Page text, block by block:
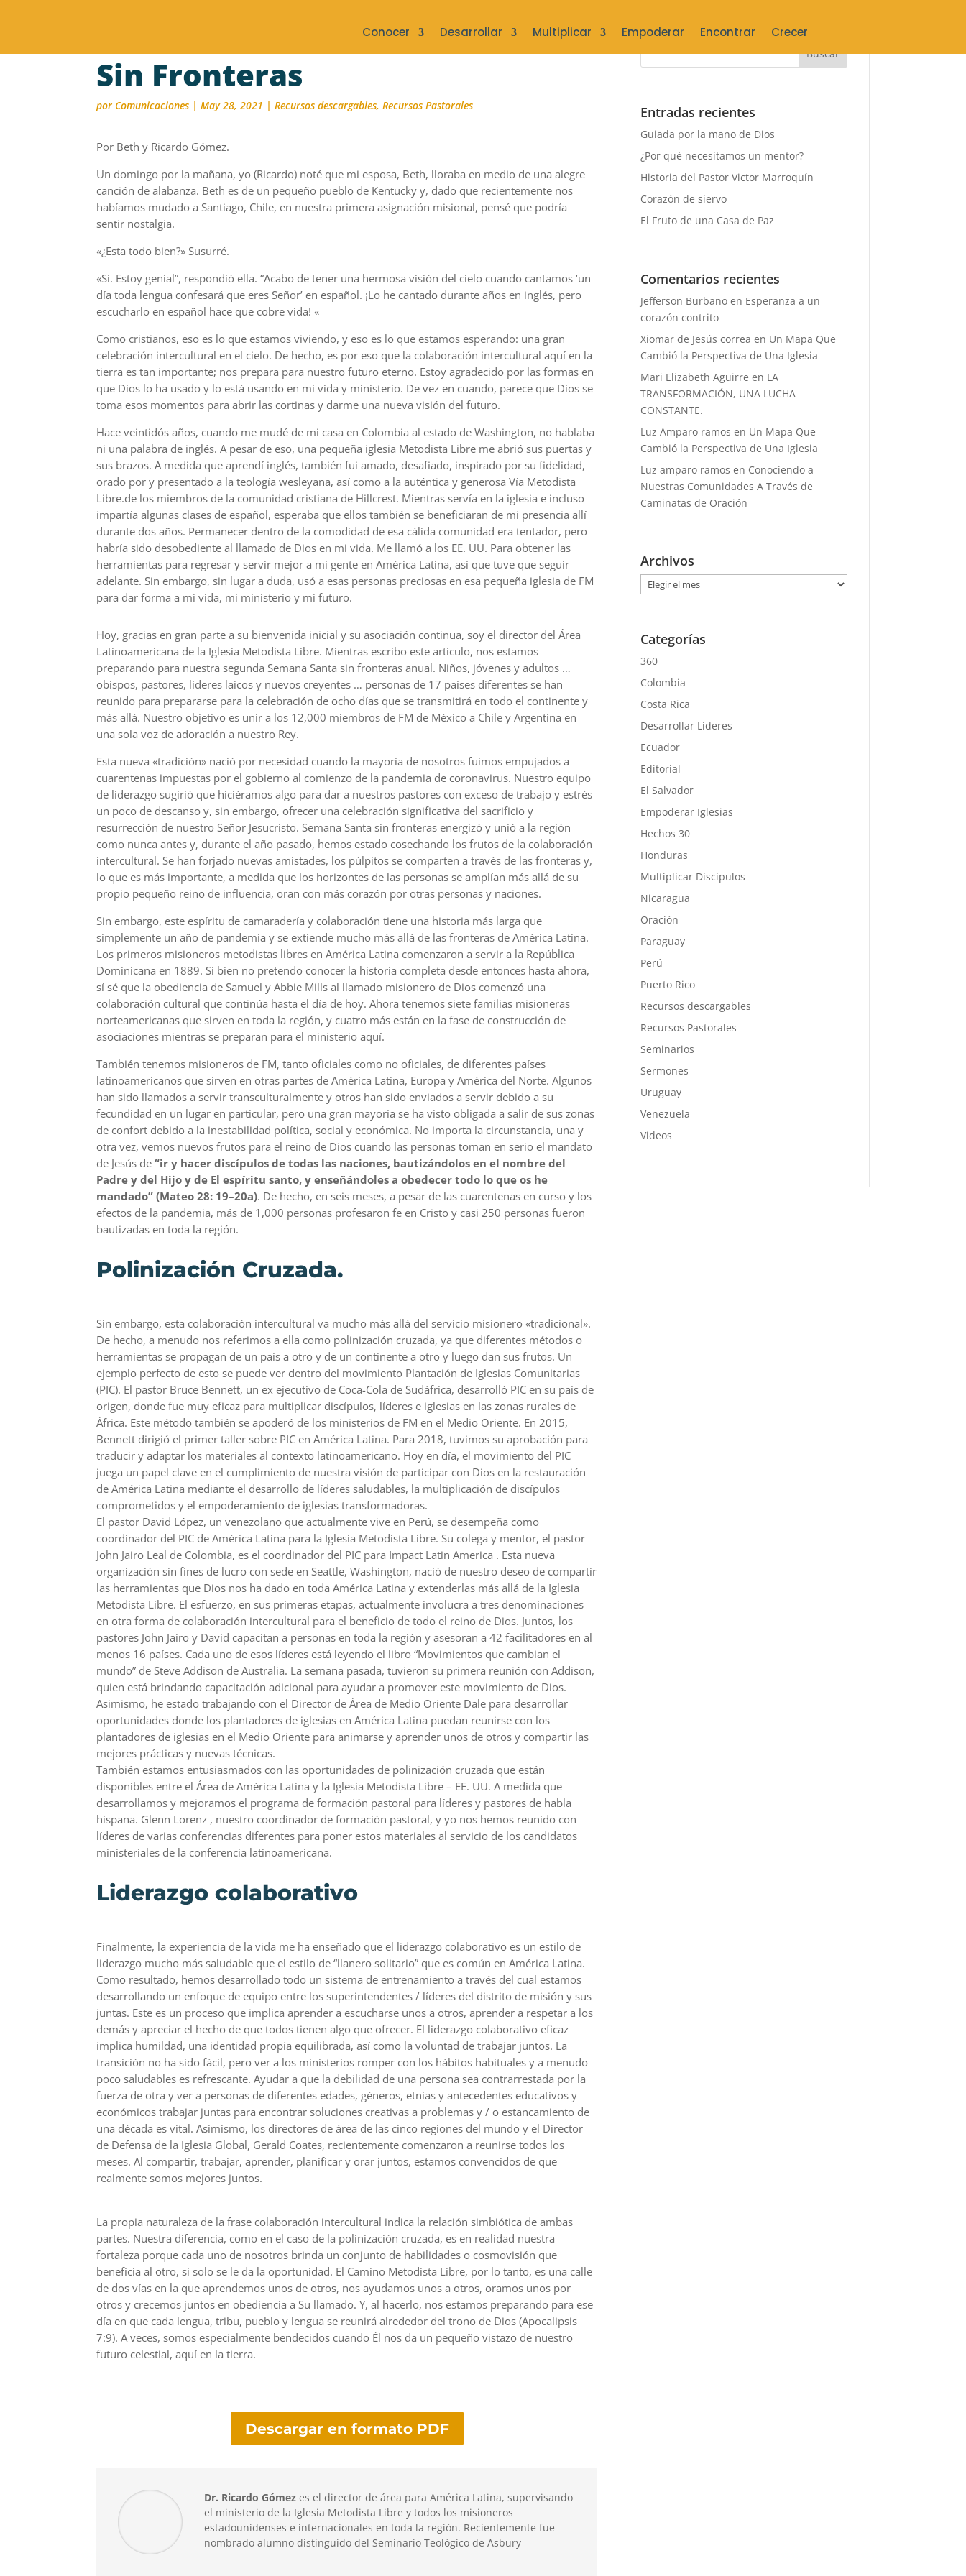
Conocer Desarrollar Multiplicar Empoderar Encontrar Crecer
Sin Fronteras
por Comunicaciones |May 28, 2021 |Recursos descargables,Recursos Pastorales
Por Beth y Ricardo Gómez.
Un domingo por la mañana, yo (Ricardo) noté que mi esposa, Beth, lloraba en medio de una alegre
canción de alabanza. Beth es de un pequeño pueblo de Kentucky y, dado que recientemente nos
habíamos mudado a Santiago, Chile, en nuestra primera asignación misional, pensé que podría
sentir nostalgia.
«¿Esta todo bien?» Susurré.
«Sí. Estoy genial”, respondió ella. “Acabo de tener una hermosa visión del cielo cuando cantamos ‘un
día toda lengua confesará que eres Señor’ en español. ¡Lo he cantado durante años en inglés, pero
escucharlo en español hace que cobre vida! «
Como cristianos, eso es lo que estamos viviendo, y eso es lo que estamos esperando: una gran
celebración intercultural en el cielo. De hecho, es por eso que la colaboración intercultural aquí en la
tierra es tan importante; nos prepara para nuestro futuro eterno. Estoy agradecido por las formas en
que Dios lo ha usado y lo está usando en mi vida y ministerio. De vez en cuando, parece que Dios se
toma esos momentos para abrir las cortinas y darme una nueva visión del futuro.
Hace veintidós años, cuando me mudé de mi casa en Colombia al estado de Washington, no hablaba
ni una palabra de inglés. A pesar de eso, una pequeña iglesia Metodista Libre me abrió sus puertas y
sus brazos. A medida que aprendí inglés, también fui amado, desafiado, inspirado por su fidelidad,
orado por y presentado a la teología wesleyana, así como a la auténtica y generosa Vía Metodista
Libre.de los miembros de la comunidad cristiana de Hillcrest. Mientras servía en la iglesia e incluso
impartía algunas clases de español, esperaba que ellos también se beneficiaran de mi presencia allí
durante dos años. Permanecer dentro de la comodidad de esa cálida comunidad era tentador, pero
habría sido desobediente al llamado de Dios en mi vida. Me llamó a los EE. UU. Para obtener las
herramientas para regresar y servir mejor a mi gente en América Latina, así que tuve que seguir
adelante. Sin embargo, sin lugar a duda, usó a esas personas preciosas en esa pequeña iglesia de FM
para dar forma a mi vida, mi ministerio y mi futuro.
Hoy, gracias en gran parte a su bienvenida inicial y su asociación continua, soy el director del Área
Latinoamericana de la Iglesia Metodista Libre. Mientras escribo este artículo, nos estamos
preparando para nuestra segunda Semana Santa sin fronteras anual. Niños, jóvenes y adultos …
obispos, pastores, líderes laicos y nuevos creyentes … personas de 17 países diferentes se han
reunido para prepararse para la celebración de ocho días que se transmitirá en todo el continente y
más allá. Nuestro objetivo es unir a los 12,000 miembros de FM de México a Chile y Argentina en
una sola voz de adoración a nuestro Rey.
Esta nueva «tradición» nació por necesidad cuando la mayoría de nosotros fuimos empujados a
cuarentenas impuestas por el gobierno al comienzo de la pandemia de coronavirus. Nuestro equipo
de liderazgo sugirió que hiciéramos algo para dar a nuestros pastores con exceso de trabajo y estrés
un poco de descanso y, sin embargo, ofrecer una celebración significativa del sacrificio y
resurrección de nuestro Señor Jesucristo. Semana Santa sin fronteras energizó y unió a la región
como nunca antes y, durante el año pasado, hemos estado cosechando los frutos de la colaboración
intercultural. Se han forjado nuevas amistades, los púlpitos se comparten a través de las fronteras y,
lo que es más importante, a medida que los horizontes de las personas se amplían más allá de su
propio pequeño reino de influencia, oran con más corazón por otras personas y naciones.
Sin embargo, este espíritu de camaradería y colaboración tiene una historia más larga que
simplemente un año de pandemia y se extiende mucho más allá de las fronteras de América Latina.
Los primeros misioneros metodistas libres en América Latina comenzaron a servir a la República
Dominicana en 1889. Si bien no pretendo conocer la historia completa desde entonces hasta ahora,
sí sé que la obediencia de Samuel y Abbie Mills al llamado misionero de Dios comenzó una
colaboración cultural que continúa hasta el día de hoy. Ahora tenemos siete familias misioneras
norteamericanas que sirven en toda la región, y cuatro más están en la fase de construcción de
asociaciones mientras se preparan para el ministerio aquí.
También tenemos misioneros de FM, tanto oficiales como no oficiales, de diferentes países
latinoamericanos que sirven en otras partes de América Latina, Europa y América del Norte. Algunos
han sido llamados a servir transculturalmente y otros han sido enviados a servir debido a su
fecundidad en un lugar en particular, pero una gran mayoría se ha visto obligada a salir de sus zonas
de confort debido a la inestabilidad política, social y económica. No importa la circunstancia, una y
otra vez, vemos nuevos frutos para el reino de Dios cuando las personas toman en serio el mandato
de Jesús de“ir y hacer discípulos de todas las naciones, bautizándolos en el nombre del
Padre y del Hijo y de El espíritu santo, y enseñándoles a obedecer todo lo que os he
mandado” (Mateo 28: 19–20a). De hecho, en seis meses, a pesar de las cuarentenas en curso y los
efectos de la pandemia, más de 1,000 personas profesaron fe en Cristo y casi 250 personas fueron
bautizadas en toda la región.
Polinización Cruzada.
Sin embargo, esta colaboración intercultural va mucho más allá del servicio misionero «tradicional».
De hecho, a menudo nos referimos a ella como polinización cruzada, ya que diferentes métodos o
herramientas se propagan de un país a otro y de un continente a otro y luego dan sus frutos. Un
ejemplo perfecto de esto se puede ver dentro del movimiento Plantación de Iglesias Comunitarias
(PIC). El pastor Bruce Bennett, un ex ejecutivo de Coca-Cola de Sudáfrica, desarrolló PIC en su país de
origen, donde fue muy eficaz para multiplicar discípulos, líderes e iglesias en las zonas rurales de
África. Este método también se apoderó de los ministerios de FM en el Medio Oriente. En 2015,
Bennett dirigió el primer taller sobre PIC en América Latina. Para 2018, tuvimos su aprobación para
traducir y adaptar los materiales al contexto latinoamericano. Hoy en día, el movimiento del PIC
juega un papel clave en el cumplimiento de nuestra visión de participar con Dios en la restauración
de América Latina mediante el desarrollo de líderes saludables, la multiplicación de discípulos
comprometidos y el empoderamiento de iglesias transformadoras.
El pastor David López, un venezolano que actualmente vive en Perú, se desempeña como
coordinador del PIC de América Latina para la Iglesia Metodista Libre. Su colega y mentor, el pastor
John Jairo Leal de Colombia, es el coordinador del PIC para Impact Latin America . Esta nueva
organización sin fines de lucro con sede en Seattle, Washington, nació de nuestro deseo de compartir
las herramientas que Dios nos ha dado en toda América Latina y extenderlas más allá de la Iglesia
Metodista Libre. El esfuerzo, en sus primeras etapas, actualmente involucra a tres denominaciones
en otra forma de colaboración intercultural para el beneficio de todo el reino de Dios. Juntos, los
pastores John Jairo y David capacitan a personas en toda la región y asesoran a 42 facilitadores en al
menos 16 países. Cada uno de esos líderes está leyendo el libro “Movimientos que cambian el
mundo” de Steve Addison de Australia. La semana pasada, tuvieron su primera reunión con Addison,
quien está brindando capacitación adicional para ayudar a promover este movimiento de Dios.
Asimismo, he estado trabajando con el Director de Área de Medio Oriente Dale para desarrollar
oportunidades donde los plantadores de iglesias en América Latina puedan reunirse con los
plantadores de iglesias en el Medio Oriente para animarse y aprender unos de otros y compartir las
mejores prácticas y nuevas técnicas.
También estamos entusiasmados con las oportunidades de polinización cruzada que están
disponibles entre el Área de América Latina y la Iglesia Metodista Libre – EE. UU. A medida que
desarrollamos y mejoramos el programa de formación pastoral para líderes y pastores de habla
hispana. Glenn Lorenz , nuestro coordinador de formación pastoral, y yo nos hemos reunido con
líderes de varias conferencias diferentes para poner estos materiales al servicio de los candidatos
ministeriales de la conferencia latinoamericana.
Liderazgo colaborativo
Finalmente, la experiencia de la vida me ha enseñado que el liderazgo colaborativo es un estilo de
liderazgo mucho más saludable que el estilo de “llanero solitario” que es común en América Latina.
Como resultado, hemos desarrollado todo un sistema de entrenamiento a través del cual estamos
desarrollando un enfoque de equipo entre los superintendentes / líderes del distrito de misión y sus
juntas. Este es un proceso que implica aprender a escucharse unos a otros, aprender a respetar a los
demás y apreciar el hecho de que todos tienen algo que ofrecer. El liderazgo colaborativo eficaz
implica humildad, una identidad propia equilibrada, así como la voluntad de trabajar juntos. La
transición no ha sido fácil, pero ver a los ministerios romper con los hábitos habituales y a menudo
poco saludables es refrescante. Ayudar a que la debilidad de una persona sea contrarrestada por la
fuerza de otra y ver a personas de diferentes edades, géneros, etnias y antecedentes educativos y
económicos trabajar juntas para encontrar soluciones creativas a problemas y / o estancamiento de
una década es vital. Asimismo, los directores de área de las cinco regiones del mundo y el Director
de Defensa de la Iglesia Global, Gerald Coates, recientemente comenzaron a reunirse todos los
meses. Al compartir, trabajar, aprender, planificar y orar juntos, estamos convencidos de que
realmente somos mejores juntos.
La propia naturaleza de la frase colaboración intercultural indica la relación simbiótica de ambas
partes. Nuestra diferencia, como en el caso de la polinización cruzada, es en realidad nuestra
fortaleza porque cada uno de nosotros brinda un conjunto de habilidades o cosmovisión que
beneficia al otro, si solo se le da la oportunidad. El Camino Metodista Libre, por lo tanto, es una calle
de dos vías en la que aprendemos unos de otros, nos ayudamos unos a otros, oramos unos por
otros y crecemos juntos en obediencia a Su llamado. Y, al hacerlo, nos estamos preparando para ese
día en que cada lengua, tribu, pueblo y lengua se reunirá alrededor del trono de Dios (Apocalipsis
7:9). A veces, somos especialmente bendecidos cuando Él nos da un pequeño vistazo de nuestro
futuro celestial, aquí en la tierra.
Descargar en formato PDF
Dr. Ricardo Gómez es el director de área para América Latina, supervisando
el ministerio de la Iglesia Metodista Libre y todos los misioneros
estadounidenses e internacionales en toda la región. Recientemente fue
nombrado alumno distinguido del Seminario Teológico de Asbury
Entradas recientes
Guiada por la mano de Dios
¿Por qué necesitamos un mentor?
Historia del Pastor Victor Marroquín
Corazón de siervo
El Fruto de una Casa de Paz
Comentarios recientes
Jefferson Burbanoen Esperanza a un
corazón contrito
Xiomar de Jesús correa en Un Mapa Que
Cambió la Perspectiva de Una Iglesia
Mari Elizabeth Aguirre en LA
TRANSFORMACIÓN, UNA LUCHA
CONSTANTE.
Luz Amparo ramos en Un Mapa Que
Cambió la Perspectiva de Una Iglesia
Luz amparo ramos en Conociendo a
Nuestras Comunidades A Través de
Caminatas de Oración
Archivos
Archivos
Categorías
360
Colombia
Costa Rica
Desarrollar Líderes
Ecuador
Editorial
El Salvador
Empoderar Iglesias
Hechos 30
Honduras
Multiplicar Discípulos
Nicaragua
Oración
Paraguay
Perú
Puerto Rico
Recursos descargables
Recursos Pastorales
Seminarios
Sermones
Uruguay
Venezuela
Videos